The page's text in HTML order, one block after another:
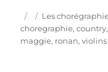
Publié
le
Catégories
Les
choregraphie,country
maggie, ronan,violins